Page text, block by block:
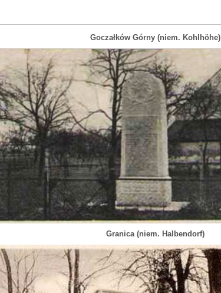
Goczałków Górny (niem. Kohlhöhe)
Granica (niem. Halbendorf)